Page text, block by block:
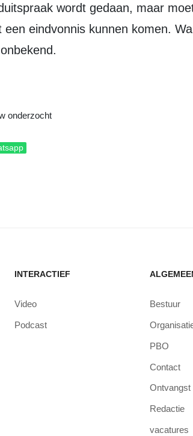
wordt gedaan, maar
eindvonnis kunnen komen.
30E EDITIE ZEEWOLDE BIJ DE PINKEN GOED
INTERACTIEF
Video
Podcast
Bestuur
PBO
Contact
Ontvangst
Redactie
vacatures